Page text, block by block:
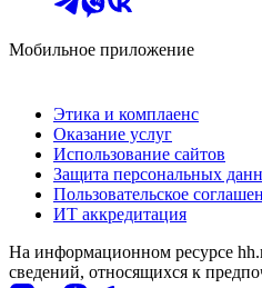
Мобильное приложение
Этика и комплаенс
Оказание услуг
Использование сайтов
Защита персональных
Пользовательское
ИТ аккредитация
На информационном ресурсе
сведений, относящихся к